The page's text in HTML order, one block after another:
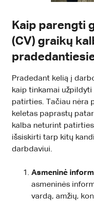
Kaip parengti
(CV) graikų
Pradedant kelią į
kaip tinkamai
patirties. Tačiau nėra
keletas paprastų
kalba neturint
išsiskirti tarp kitų
darbdaviui.
Asmeninė
asmeninės
vardą, amžių,